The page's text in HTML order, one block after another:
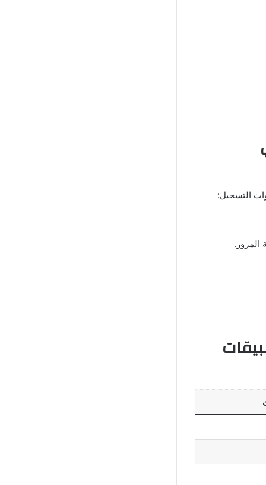
التسجيل:
المرور.